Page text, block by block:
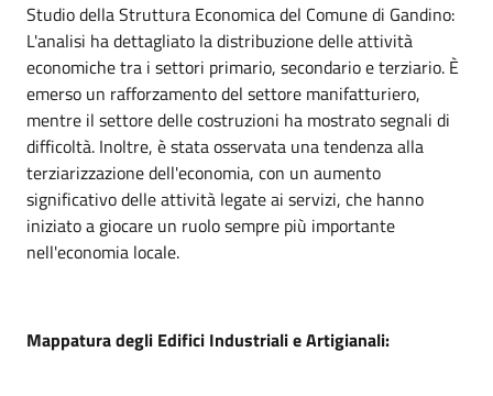
Studio della Struttura Economica del Comune di Gandino:
L'analisi ha dettagliato la distribuzione delle attività
economiche tra i settori primario, secondario e terziario. È
emerso un rafforzamento del settore manifatturiero,
mentre il settore delle costruzioni ha mostrato segnali di
difficoltà. Inoltre, è stata osservata una tendenza alla
terziarizzazione dell'economia, con un aumento
significativo delle attività legate ai servizi, che hanno
iniziato a giocare un ruolo sempre più importante
nell'economia locale.
Mappatura degli Edifici Industriali e Artigianali: